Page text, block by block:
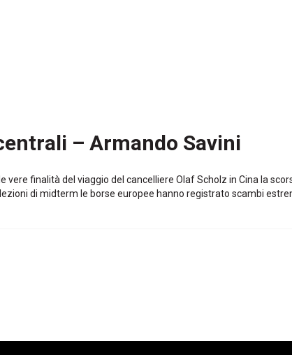
– Armando Savini
finalità del viaggio del cancelliere Olaf Scholz in Cina la
di midterm le borse europee hanno registrato scambi